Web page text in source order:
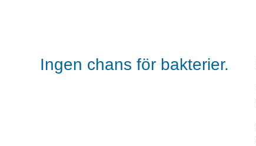
Ingen chans för bakterier.